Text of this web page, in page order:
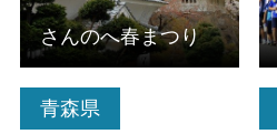
青森県
さんのへ春まつり